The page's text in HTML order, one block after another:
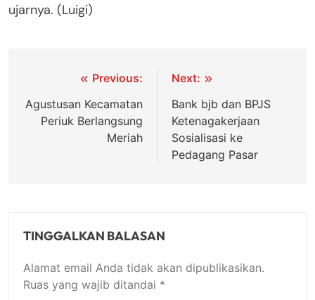
ujarnya. (Luigi)
Navigasi
pos
Previous:
Agustusan Kecamatan
Periuk Berlangsung
Meriah
Next:
Bank bjb dan BPJS
Ketenagakerjaan
Sosialisasi ke
Pedagang Pasar
TINGGALKAN BALASAN
Alamat email Anda tidak akan dipublikasikan.
Ruas yang wajib ditandai *